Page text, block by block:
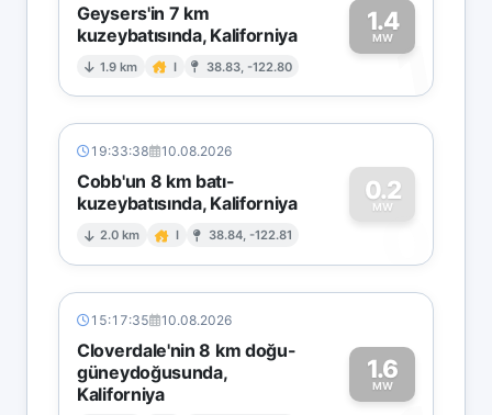
Geysers'in 7 km
kuzeybatısında, Kaliforniya
1.9 km I 38.83, -122.80
1.4
MW1
19:33:38 10.08.2026
Cobb'un 8 km batı-
kuzeybatısında, Kaliforniya
2.0 km I 38.84, -122.81
0.2
MW
0
15:17:35 10.08.2026
Cloverdale'nin 8 km doğu-
güneydoğusunda,
Kaliforniya
1.6
MW